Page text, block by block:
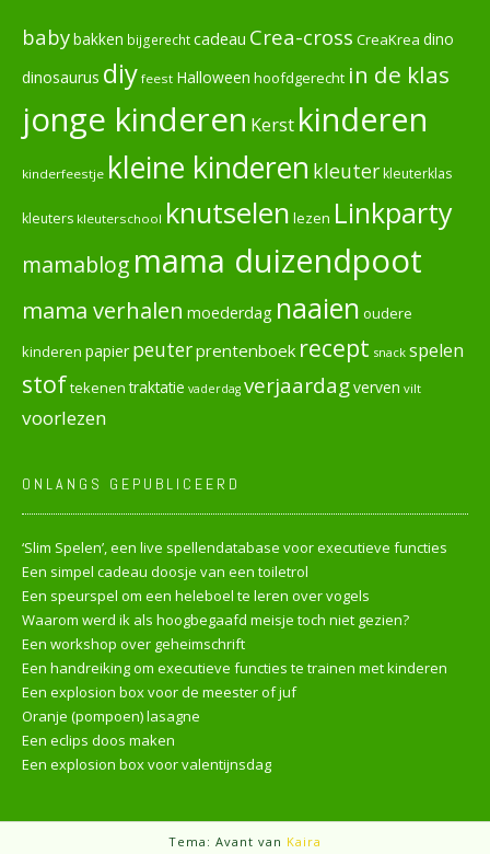
babybakken bijgerechtcadeau Crea-cross CreaKrea dino
dinosaurus diy feest Halloween hoofdgerecht in de klas
jonge kinderen Kerst kinderen
kinderfeestje kleine kinderen kleuterkleuterklas
kleuters kleuterschool knutselen lezen Linkparty
mamablog mama duizendpoot
mama verhalen moederdag naaien oudere
kinderen papier peuterprentenboek recept snack spelen
stoftekenen traktatie vaderdag verjaardagverven vilt
voorlezen
ONLANGS GEPUBLICEERD
‘Slim Spelen’, een live spellendatabase voor executieve functies
Een simpel cadeau doosje van een toiletrol
Een speurspel om een heleboel te leren over vogels
Waarom werd ik als hoogbegaafd meisje toch niet gezien?
Een workshop over geheimschrift
Een handreiking om executieve functies te trainen met kinderen
Een explosion box voor de meester of juf
Oranje (pompoen) lasagne
Een eclips doos maken
Een explosion box voor valentijnsdag
Tema: Avant van Kaira